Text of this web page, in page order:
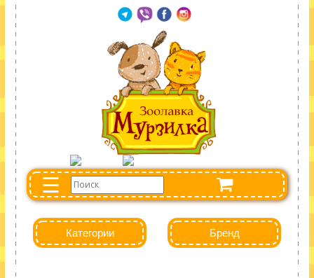
☰
Категории Бренд